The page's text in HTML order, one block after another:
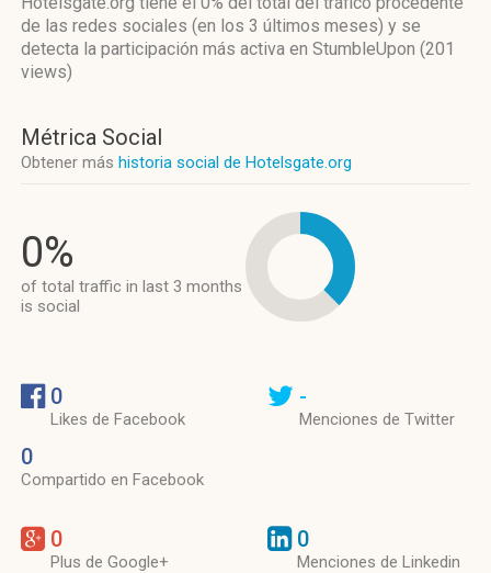
de las redes sociales (en los 3 últimos meses) y se
detecta la participación más activa en StumbleUpon (201
views)
Métrica Social
Obtener más historia social de Hotelsgate.org
0%
of total traffic in last 3 months
is social
0
Likes de Facebook
0
Compartido en Facebook
-
Menciones de Twitter
0
Plus de Google+
0
Menciones de Linkedin